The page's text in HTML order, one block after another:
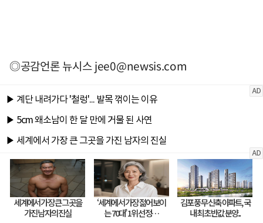
◎공감언론 뉴시스jee0@newsis.com